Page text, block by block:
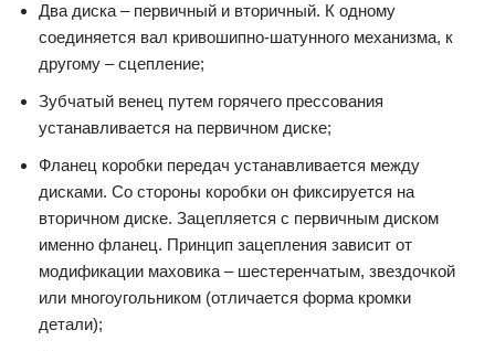
Два диска – первичный и вторичный. К одному
соединяется вал кривошипно-шатунного механизма, к
другому – сцепление;
Зубчатый венец путем горячего прессования
устанавливается на первичном диске;
Фланец коробки передач устанавливается между
дисками. Со стороны коробки он фиксируется на
вторичном диске. Зацепляется с первичным диском
именно фланец. Принцип зацепления зависит от
модификации маховика – шестеренчатым, звездочкой
или многоугольником (отличается форма кромки
детали);